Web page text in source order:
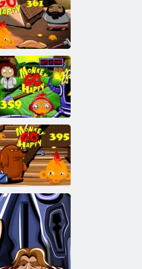
Monkey Go
Happy Stage
361
Monkey Go
Happy Stage
359
Monkey Go
Happy Stage